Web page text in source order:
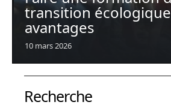
transition
avantages
10 mars 2026
Recherche